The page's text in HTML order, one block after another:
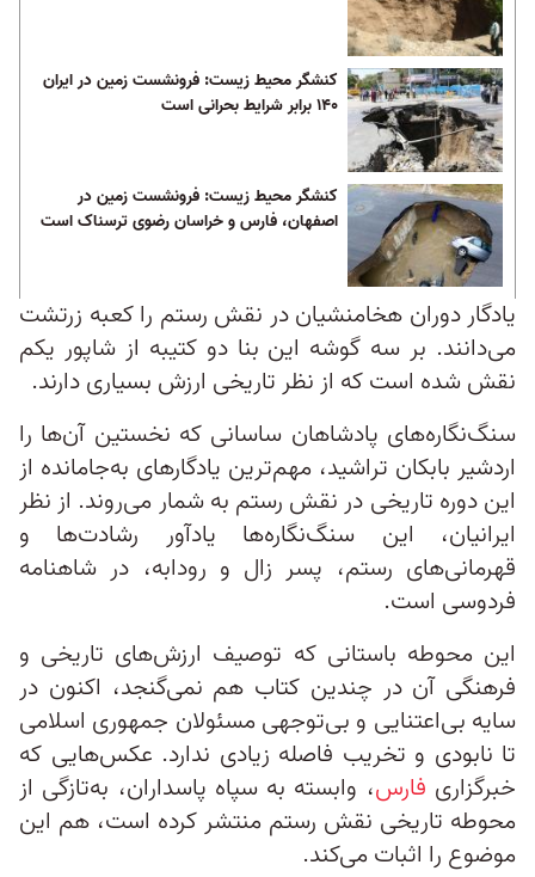
کنشگر محیط زیست: فرونشست زمین در ایران
۱۴۰ برابر شرایط بحرانی است
کنشگر محیط‌ زیست: فرونشست زمین در
اصفهان، فارس و خراسان رضوی ترسناک‌ است
یادگار دوران هخامنشیان در نقش رستم را کعبه زرتشت
می‌دانند. بر سه گوشه این بنا دو کتیبه از شاپور یکم
نقش شده است که از نظر تاریخی ارزش بسیاری دارند.
سنگ‌نگاره‌های پادشاهان ساسانی که نخستین آن‌ها را
اردشیر بابکان تراشید، مهم‌ترین یادگارهای به‌جامانده از
این دوره تاریخی در نقش رستم به شمار می‌روند. از نظر
ایرانیان، این سنگ‌نگاره‌ها یادآور رشادت‌ها و
قهرمانی‌های رستم، پسر زال و رودابه، در شاهنامه
فردوسی است.
این محوطه باستانی که توصیف ارزش‌های تاریخی و
فرهنگی آن در چندین کتاب هم نمی‌گنجد، اکنون در
سایه بی‌اعتنایی و بی‌توجهی مسئولان جمهوری اسلامی
تا نابودی و تخریب فاصله زیادی ندارد. عکس‌هایی که
خبرگزاری فارس، وابسته به سپاه پاسداران، به‌تازگی از
محوطه تاریخی نقش رستم منتشر کرده است، هم این
موضوع را اثبات می‌کند.